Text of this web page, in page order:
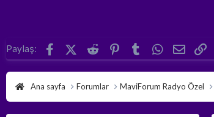
Paylaş: FacebookX (Twitter)
Reddit Pinterest
Tumblr WhatsApp
E-posta
Ana sayfa Forumlar MaviForum Radyo Özel